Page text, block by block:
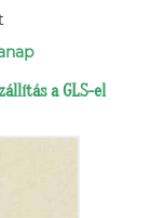
a GLS-el